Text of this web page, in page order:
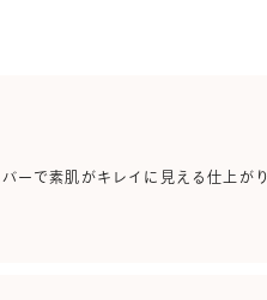
ーで素肌がキレイに見える仕上がり